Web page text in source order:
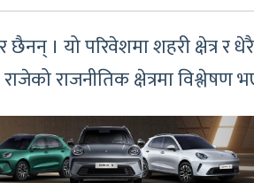
। यो परिवेशमा शहरी क्षेत्र र
राजनीतिक क्षेत्रमा विश्लेषण